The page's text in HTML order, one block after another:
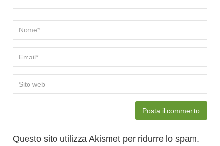
Questo sito utilizza Akismet per ridurre lo spam.